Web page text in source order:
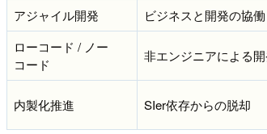
アジャイル開発 ビジネスと開発の協働
ローコード / ノー
コード
非エンジニアによる
内製化推進 SIer依存からの脱却